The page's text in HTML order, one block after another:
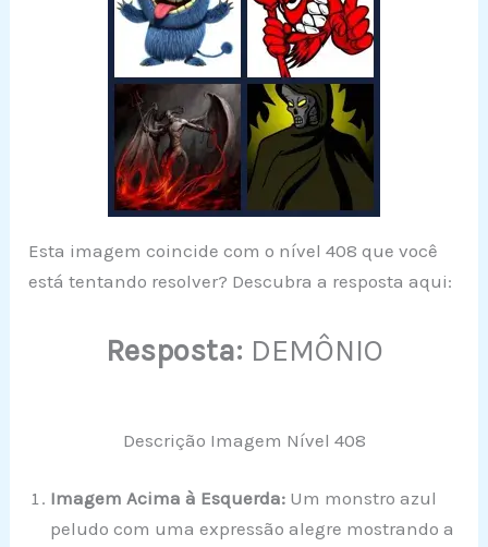
Esta imagem coincide com o nível 408 que você
está tentando resolver? Descubra a resposta aqui:
Resposta: DEMÔNIO
Descrição Imagem Nível 408
Imagem Acima à Esquerda: Um monstro azul
peludo com uma expressão alegre mostrando a